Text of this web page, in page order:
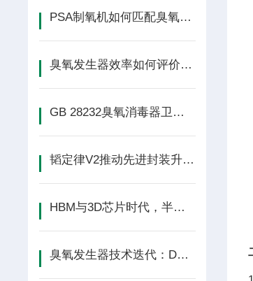
PSA制氧机如何匹配臭氧发生器？选型方法
臭氧发生器效率如何评价？这4个指标比臭氧
GB 28232臭氧消毒器卫生标准202
韬定律V2推动先进封装升级，ALD臭氧需
HBM与3D芯片时代，半导体臭氧系统如何
臭氧发生器技术迭代：DBD放电、电解、紫